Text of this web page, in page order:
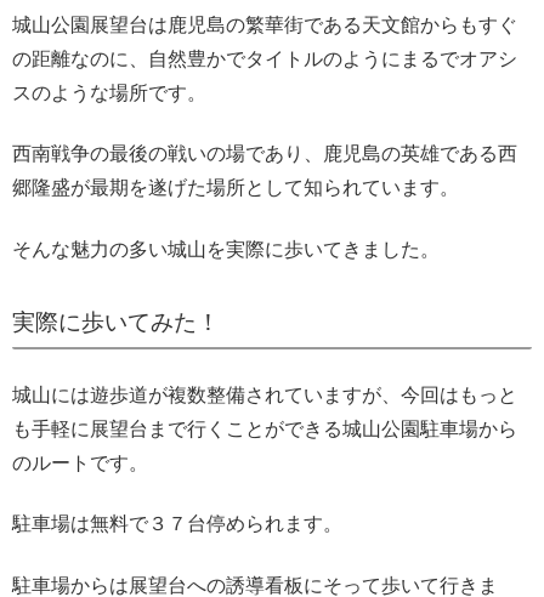
城山公園展望台は鹿児島の繁華街である天文館からもすぐ
の距離なのに、自然豊かでタイトルのようにまるでオアシ
スのような場所です。
西南戦争の最後の戦いの場であり、鹿児島の英雄である西
郷隆盛が最期を遂げた場所として知られています。
そんな魅力の多い城山を実際に歩いてきました。
実際に歩いてみた！
城山には遊歩道が複数整備されていますが、今回はもっと
も手軽に展望台まで行くことができる城山公園駐車場から
のルートです。
駐車場は無料で３７台停められます。
駐車場からは展望台への誘導看板にそって歩いて行きま